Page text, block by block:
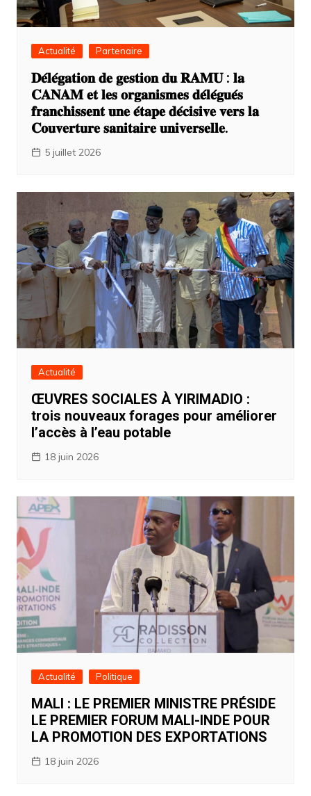
Actualité Partenaire
𝐃𝐞́𝐥𝐞́𝐠𝐚𝐭𝐢𝐨𝐧 𝐝𝐞 𝐠𝐞𝐬𝐭𝐢𝐨𝐧 𝐝𝐮 𝐑𝐀𝐌𝐔 : 𝐥𝐚
𝐂𝐀𝐍𝐀𝐌 𝐞𝐭 𝐥𝐞𝐬 𝐨𝐫𝐠𝐚𝐧𝐢𝐬𝐦𝐞𝐬 𝐝𝐞́𝐥𝐞́𝐠𝐮𝐞́𝐬
𝐟𝐫𝐚𝐧𝐜𝐡𝐢𝐬𝐬𝐞𝐧𝐭 𝐮𝐧𝐞 𝐞́𝐭𝐚𝐩𝐞 𝐝𝐞́𝐜𝐢𝐬𝐢𝐯𝐞 𝐯𝐞𝐫𝐬 𝐥𝐚
𝐂𝐨𝐮𝐯𝐞𝐫𝐭𝐮𝐫𝐞 𝐬𝐚𝐧𝐢𝐭𝐚𝐢𝐫𝐞 𝐮𝐧𝐢𝐯𝐞𝐫𝐬𝐞𝐥𝐥𝐞.
5 juillet 2026
Actualité
ŒUVRES SOCIALES À YIRIMADIO :
trois nouveaux forages pour améliorer
l’accès à l’eau potable
18 juin 2026
Actualité Politique
MALI : LE PREMIER MINISTRE PRÉSIDE
LE PREMIER FORUM MALI-INDE POUR
LA PROMOTION DES EXPORTATIONS
18 juin 2026